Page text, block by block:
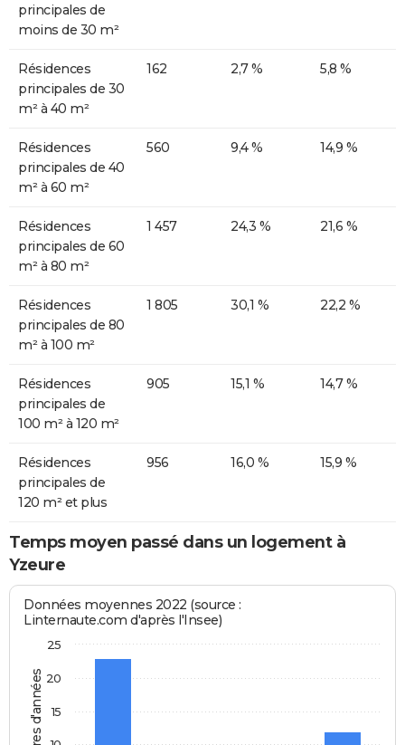
principales de
moins de 30 m²
Résidences
principales de 30
m² à 40 m²
162 2,7 % 5,8 %
Résidences
principales de 40
m² à 60 m²
560 9,4 % 14,9 %
Résidences
principales de 60
m² à 80 m²
1 457 24,3 % 21,6 %
Résidences
principales de 80
m² à 100 m²
1 805 30,1 % 22,2 %
Résidences
principales de
100 m² à 120 m²
905 15,1 % 14,7 %
Résidences
principales de
120 m² et plus
956 16,0 % 15,9 %
Temps moyen passé dans un logement à
Yzeure
Données moyennes 2022 (source :
Linternaute.com d'après l'Insee)
15
20
25